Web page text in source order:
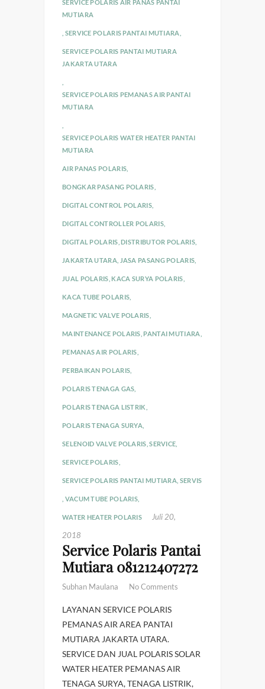
SERVICE POLARIS AIR PANAS PANTAI
MUTIARA
SERVICE POLARIS PANTAI MUTIARA
SERVICE POLARIS PANTAI MUTIARA
JAKARTA UTARA
SERVICE POLARIS PEMANAS AIR PANTAI
MUTIARA
SERVICE POLARIS WATER HEATER PANTAI
MUTIARA
AIR PANAS POLARIS
BONGKAR PASANG POLARIS
DIGITAL CONTROL POLARIS,
DIGITAL CONTROLLER POLARIS,
DIGITAL POLARIS ,DISTRIBUTOR POLARIS,
JAKARTA UTARA, JASA PASANG POLARIS
JUAL POLARIS KACA SURYA POLARIS
KACA TUBE POLARIS
MAGNETIC VALVE POLARIS
MAINTENANCE POLARIS PANTAI MUTIARA
PEMANAS AIR POLARIS
PERBAIKAN POLARIS
POLARIS TENAGA GAS
POLARIS TENAGA LISTRIK
POLARIS TENAGA SURYA
SELENOID VALVE POLARIS ,SERVICE
SERVICE POLARIS
SERVICE POLARIS PANTAI MUTIARA SERVIS
VACUM TUBE POLARIS
WATER HEATER POLARIS
Juli 20,
2018
Service Polaris Pantai
Mutiara 081212407272
Subhan Maulana No Comments
LAYANAN SERVICE POLARIS
PEMANAS AIR AREA PANTAI
MUTIARA JAKARTA UTARA.
SERVICE DAN JUAL POLARIS SOLAR
WATER HEATER PEMANAS AIR
TENAGA SURYA, TENAGA LISTRIK,